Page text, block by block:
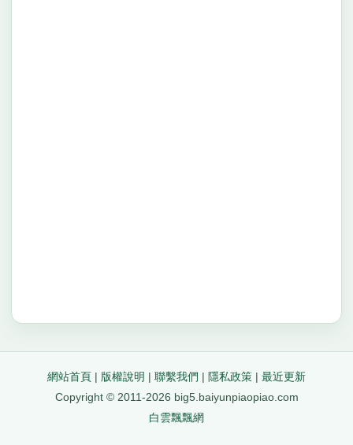
網站首頁 | 版權說明 | 聯繫我們 | 隱私政策 | 最近更新
Copyright © 2011-2026 big5.baiyunpiaopiao.com
白雲飄飄網